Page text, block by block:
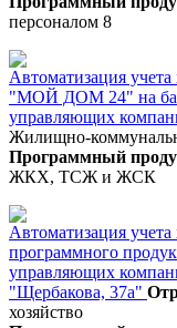
персоналом 8
Автоматизация
"МОЙ ДОМ 24" на
управляющих
Жилищно-
Программный
ЖКХ, ТСЖ и ЖСК
Автоматизация учета
программного
управляющих
"Щербакова, 37а"
хозяйство